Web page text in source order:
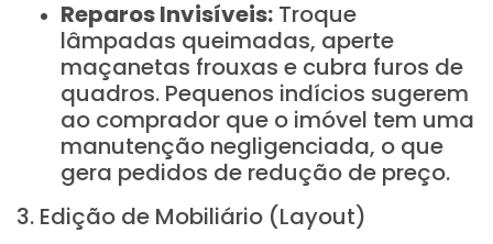
Reparos Invisíveis: Troque
lâmpadas queimadas, aperte
maçanetas frouxas e cubra furos de
quadros. Pequenos indícios sugerem
ao comprador que o imóvel tem uma
manutenção negligenciada, o que
gera pedidos de redução de preço.
3. Edição de Mobiliário (Layout)